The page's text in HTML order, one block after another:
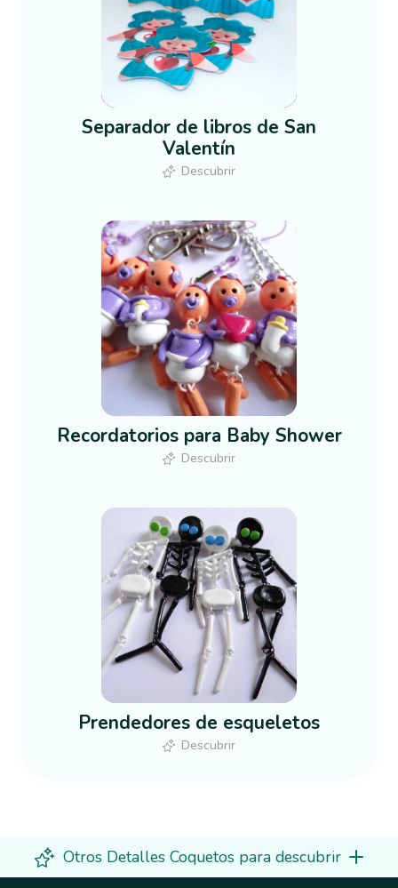
Separador de libros de San
Valentín
Descubrir
Recordatorios para Baby Shower
Descubrir
Prendedores de esqueletos
Descubrir
Otros Detalles Coquetos para descubrir